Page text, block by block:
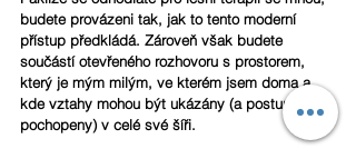
budete provázeni tak, jak to tento moderní
přístup předkládá. Zároveň však budete
součástí otevřeného rozhovoru s prostorem,
který je mým milým, ve kterém jsem doma a
kde vztahy mohou být ukázány (a postupně
pochopeny) v celé své šíři.